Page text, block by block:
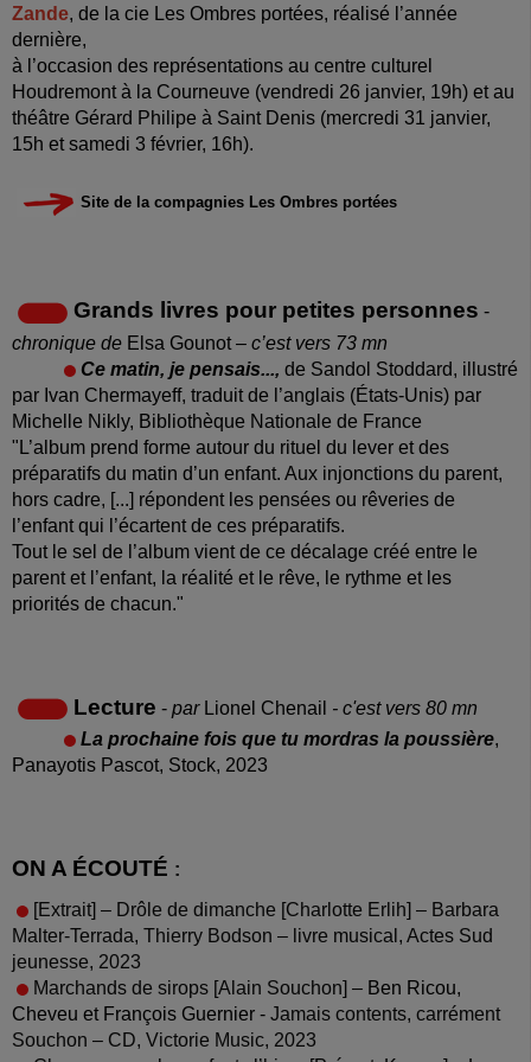
Zande, de la cie Les Ombres portées, réalisé l’année
dernière,
à l’occasion des représentations au centre culturel
Houdremont à la Courneuve (vendredi 26 janvier, 19h) et au
théâtre Gérard Philipe à Saint Denis (mercredi 31 janvier,
15h et samedi 3 février, 16h).
Site de la compagnies Les Ombres portées
Grands livres pour petites personnes -
chronique de Elsa Gounot– c’est vers 73 mn
Ce matin, je pensais..., de Sandol Stoddard, illustré
par Ivan Chermayeff, traduit de l’anglais (États-Unis) par
Michelle Nikly, Bibliothèque Nationale de France
"L’album prend forme autour du rituel du lever et des
préparatifs du matin d’un enfant. Aux injonctions du parent,
hors cadre, [...] répondent les pensées ou rêveries de
l’enfant qui l’écartent de ces préparatifs.
Tout le sel de l’album vient de ce décalage créé entre le
parent et l’enfant, la réalité et le rêve, le rythme et les
priorités de chacun."
Lecture - par Lionel Chenail - c'est vers 80 mn
La prochaine fois que tu mordras la poussière,
Panayotis Pascot, Stock, 2023
ON A ÉCOUTÉ :
[Extrait] – Drôle de dimanche [Charlotte Erlih] – Barbara
Malter-Terrada, Thierry Bodson – livre musical, Actes Sud
jeunesse, 2023
Marchands de sirops [Alain Souchon] – Ben Ricou,
Cheveu et François Guernier - Jamais contents, carrément
Souchon – CD, Victorie Music, 2023